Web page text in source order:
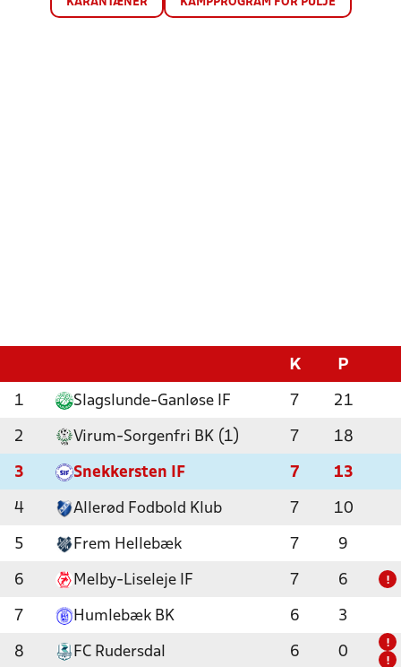
K P
1 Slagslunde-Ganløse IF 7 21
2 Virum-Sorgenfri BK (1) 7 18
3 Snekkersten IF 7 13
4 Allerød Fodbold Klub 7 10
5 Frem Hellebæk 7 9
6 Melby-Liseleje IF 7 6 !
7 Humlebæk BK 6 3
8 FC Rudersdal 6 0
!
!